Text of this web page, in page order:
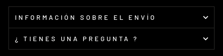
INFORMACIÓN SOBRE EL ENVÍO
¿ TIENES UNA PREGUNTA ?